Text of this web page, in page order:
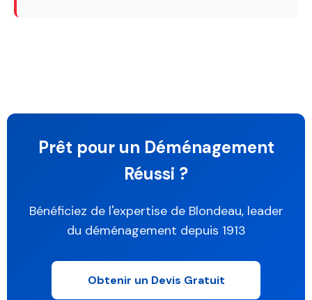
Prêt pour un Déménagement
Réussi ?
Bénéficiez de l'expertise de Blondeau, leader
du déménagement depuis 1913
Obtenir un Devis Gratuit